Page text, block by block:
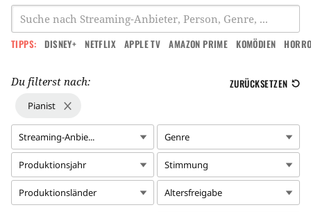
TIPPS: DISNEY+ NETFLIX APPLE TV AMAZON PRIME KOMÖDIEN
Du filterst nach: ZURÜCKSETZEN
Pianist
Streaming-Anbie... Genre
Produktionsjahr Stimmung
Produktionsländer Altersfreigabe